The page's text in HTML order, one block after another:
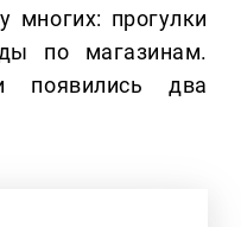
многих: прогулки
по магазинам.
появились два